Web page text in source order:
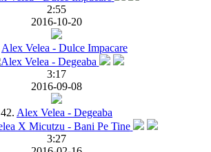
2:55
2016-10-20
Alex Velea - Dulce Impacare
3:17
2016-09-08
42. Alex Velea - Degeaba
3:27